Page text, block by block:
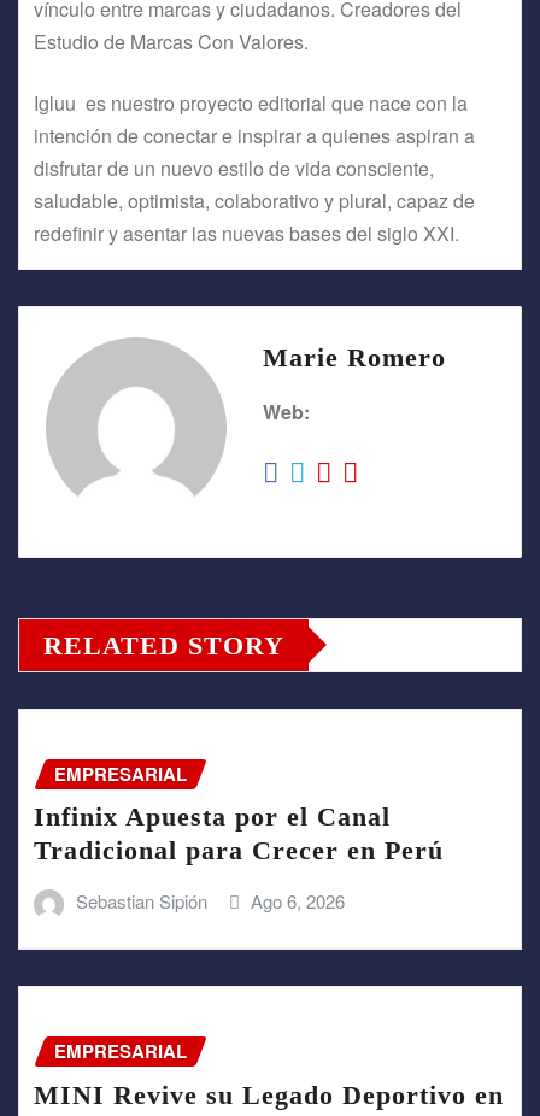
vínculo entre marcas y ciudadanos. Creadores del
Estudio de Marcas Con Valores.
Igluu es nuestro proyecto editorial que nace con la
intención de conectar e inspirar a quienes aspiran a
disfrutar de un nuevo estilo de vida consciente,
saludable, optimista, colaborativo y plural, capaz de
redefinir y asentar las nuevas bases del siglo XXI.
Marie Romero
Web:
RELATED STORY
EMPRESARIAL
Infinix Apuesta por el Canal
Tradicional para Crecer en Perú
Sebastian Sipión Ago 6, 2026
EMPRESARIAL
MINI Revive su Legado Deportivo en